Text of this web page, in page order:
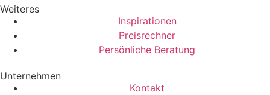
Weiteres
Inspirationen
Preisrechner
Persönliche Beratung
Unternehmen
Kontakt